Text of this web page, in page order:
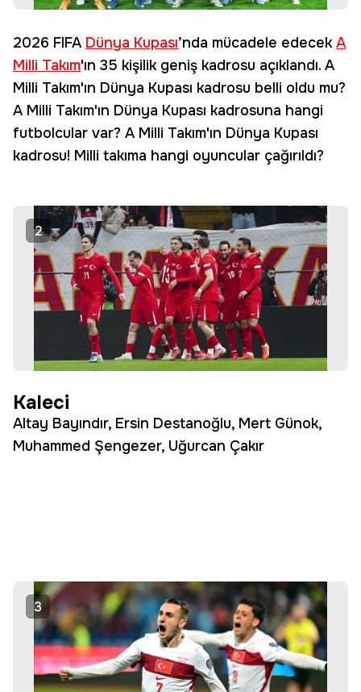
2026 FIFA Dünya Kupası’nda mücadele edecekA
Milli Takım'ın 35 kişilik geniş kadrosu açıklandı. A
Milli Takım'ın Dünya Kupası kadrosu belli oldu mu?
A Milli Takım'ın Dünya Kupası kadrosuna hangi
futbolcular var? A Milli Takım'ın Dünya Kupası
kadrosu! Milli takıma hangi oyuncular çağırıldı?
2
Kaleci
Altay Bayındır, Ersin Destanoğlu, Mert Günok,
Muhammed Şengezer, Uğurcan Çakır
3